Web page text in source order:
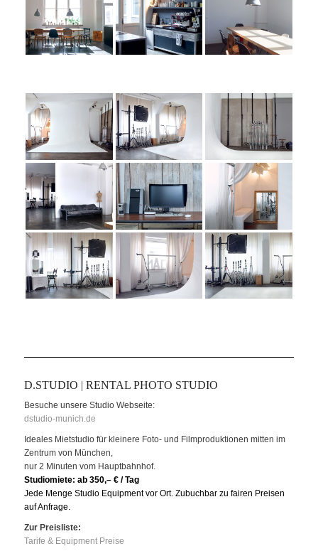
D.STUDIO | RENTAL PHOTO STUDIO
Besuche unsere Studio Webseite:
dstudio-munich.de
Ideales Mietstudio für kleinere Foto- und Filmproduktionen mitten im
Zentrum von München,
nur 2 Minuten vom Hauptbahnhof.
Studiomiete: ab 350,– € / Tag
Jede Menge Studio Equipment vor Ort. Zubuchbar zu fairen Preisen
auf Anfrage.
Zur Preisliste:
Tarife & Equipment Preise